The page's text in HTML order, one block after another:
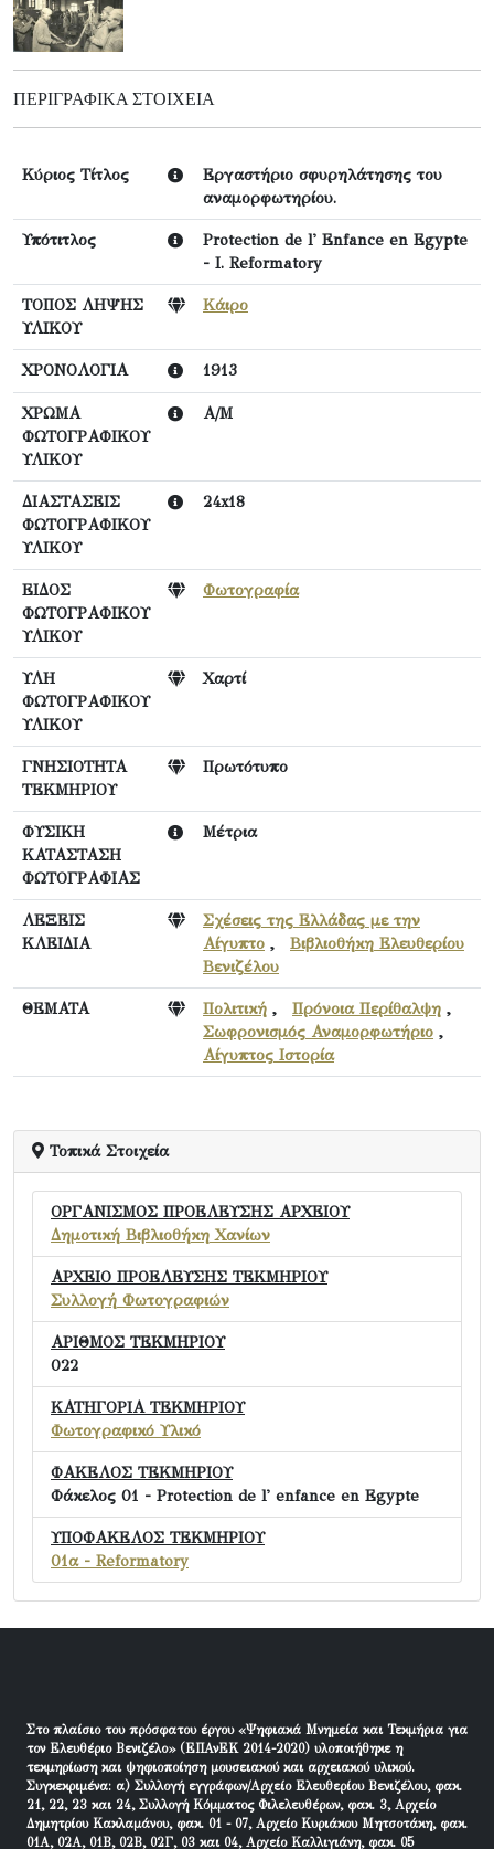
ΠΕΡΙΓΡΑΦΙΚΆ ΣΤΟΙΧΕΊΑ
Κύριος Τίτλος
Εργαστήριο σφυρηλάτησης του
αναμορφωτηρίου.
Υπότιτλος
Protection de l' Enfance en Egypte
- I. Reformatory
ΤΟΠΟΣ ΛΗΨΗΣ
ΥΛΙΚΟΥ
Κάιρο
ΧΡΟΝΟΛΟΓΙΑ 1913
ΧΡΩΜΑ
ΦΩΤΟΓΡΑΦΙΚΟΥ
ΥΛΙΚΟΥ
Α/Μ
ΔΙΑΣΤΑΣΕΙΣ
ΦΩΤΟΓΡΑΦΙΚΟΥ
ΥΛΙΚΟΥ
24x18
ΕΙΔΟΣ
ΦΩΤΟΓΡΑΦΙΚΟΥ
ΥΛΙΚΟΥ
Φωτογραφία
ΥΛΗ
ΦΩΤΟΓΡΑΦΙΚΟΥ
ΥΛΙΚΟΥ
Χαρτί
ΓΝΗΣΙΟΤΗΤΑ
ΤΕΚΜΗΡΙΟΥ
Πρωτότυπο
ΦΥΣΙΚΗ
ΚΑΤΑΣΤΑΣΗ
ΦΩΤΟΓΡΑΦΙΑΣ
Μέτρια
ΛΕΞΕΙΣ
ΚΛΕΙΔΙΑ
Σχέσεις της Ελλάδας με την
Αίγυπτο , Βιβλιοθήκη Ελευθερίου
Βενιζέλου
ΘΕΜΑΤΑ Πολιτική , Πρόνοια Περίθαλψη ,
Σωφρονισμός Αναμορφωτήριο ,
Αίγυπτος Ιστορία
Τοπικά Στοιχεία
ΟΡΓΑΝΙΣΜΟΣ ΠΡΟΕΛΕΥΣΗΣ ΑΡΧΕΙΟΥ
Δημοτική Βιβλιοθήκη Χανίων
ΑΡΧΕΙΟ ΠΡΟΕΛΕΥΣΗΣ ΤΕΚΜΗΡΙΟΥ
Συλλογή Φωτογραφιών
ΑΡΙΘΜΟΣ ΤΕΚΜΗΡΙΟΥ
022
ΚΑΤΗΓΟΡΙΑ ΤΕΚΜΗΡΙΟΥ
Φωτογραφικό Υλικό
ΦΑΚΕΛΟΣ ΤΕΚΜΗΡΙΟΥ
Φάκελος 01 - Protection de l' enfance en Egypte
ΥΠΟΦΑΚΕΛΟΣ ΤΕΚΜΗΡΙΟΥ
01α - Reformatory
Στο πλαίσιο του πρόσφατου έργου «Ψηφιακά Μνημεία και Τεκμήρια για
τον Ελευθέριο Βενιζέλο» (ΕΠΑνΕΚ 2014-2020) υλοποιήθηκε η
τεκμηρίωση και ψηφιοποίηση μουσειακού και αρχειακού υλικού.
Συγκεκριμένα: α) Συλλογή εγγράφων/Αρχείο Ελευθερίου Βενιζέλου, φακ.
21, 22, 23 και 24, Συλλογή Κόμματος Φιλελευθέρων, φακ. 3, Αρχείο
Δημητρίου Κακλαμάνου, φακ. 01 - 07, Αρχείο Κυριάκου Μητσοτάκη, φακ.
01Α, 02Α, 01Β, 02Β, 02Γ, 03 και 04, Αρχείο Καλλιγιάνη, φακ. 05